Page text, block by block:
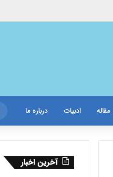
مقاله ادبیات درباره ما
آخرین اخبار